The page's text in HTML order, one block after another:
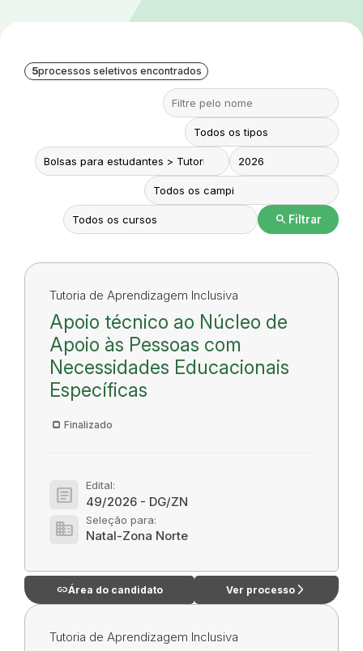
5processos seletivos encontrados
search Filtrar
Tutoria de Aprendizagem Inclusiva
Apoio técnico ao Núcleo de
Apoio às Pessoas com
Necessidades Educacionais
Específicas
Finalizado
article Edital:
49/2026 - DG/ZN
domain Seleção para:
Natal-Zona Norte
linkÁrea do candidato Ver processo arrow_forward_ios
Tutoria de Aprendizagem Inclusiva